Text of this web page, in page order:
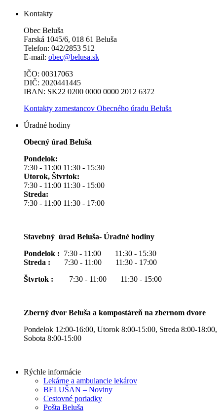
Kontakty
Obec Beluša
Farská 1045/6, 018 61 Beluša
Telefon: 042/2853 512
E-mail: obec@belusa.sk
IČO: 00317063
DIČ: 2020441445
IBAN: SK22 0200 0000 0000 2012 6372
Kontakty zamestancov Obecného úradu Beluša
Úradné hodiny
Obecný úrad Beluša
Pondelok:
7:30 - 11:00 11:30 - 15:30
Utorok, Štvrtok:
7:30 - 11:00 11:30 - 15:00
Streda:
7:30 - 11:00 11:30 - 17:00
Stavebný úrad Beluša- Úradné hodiny
Pondelok : 7:30 - 11:00 11:30 - 15:30
Streda : 7:30 - 11:00 11:30 - 17:00
Štvrtok : 7:30 - 11:00 11:30 - 15:00
Zberný dvor Beluša a kompostáreň na zbernom dvore
Pondelok 12:00-16:00, Utorok 8:00-15:00, Streda 8:00-18:00,
Sobota 8:00-15:00
Rýchle informácie
Lekárne a ambulancie lekárov
BELUŠAN – Noviny
Cestovné poriadky
Pošta Beluša